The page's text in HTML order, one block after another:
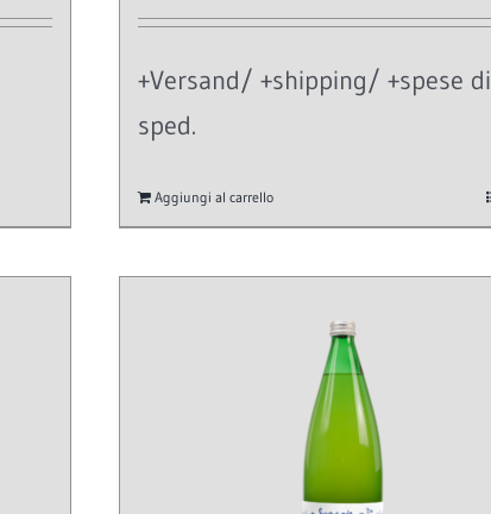
+Versand/ +shipping/ +spese di
sped.
Aggiungi al carrello